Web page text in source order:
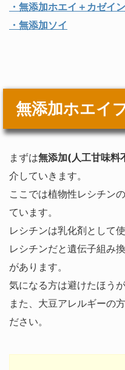
・無添加ホエイ＋カゼイン
・無添加ソイ
無添加ホエイ
まずは無添加(人工甘味料
介していきます。
ここでは植物性レシチン
ています。
レシチンは乳化剤として
レシチンだと遺伝子組み
があります。
気になる方は避けたほう
また、大豆アレルギーの
ださい。